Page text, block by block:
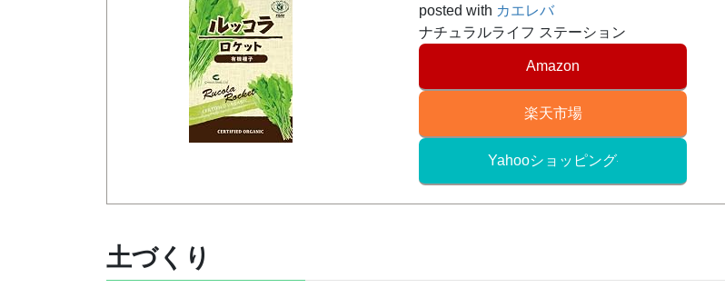
posted with カエレバ
ナチュラルライフ ステーション
Amazon
楽天市場
Yahooショッピング
土づくり